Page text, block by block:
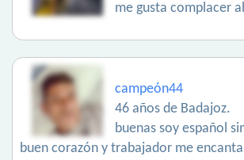
me gusta complacer
campeón44
46 años de Badajoz.
buenas soy español
buen corazón y trabajador me